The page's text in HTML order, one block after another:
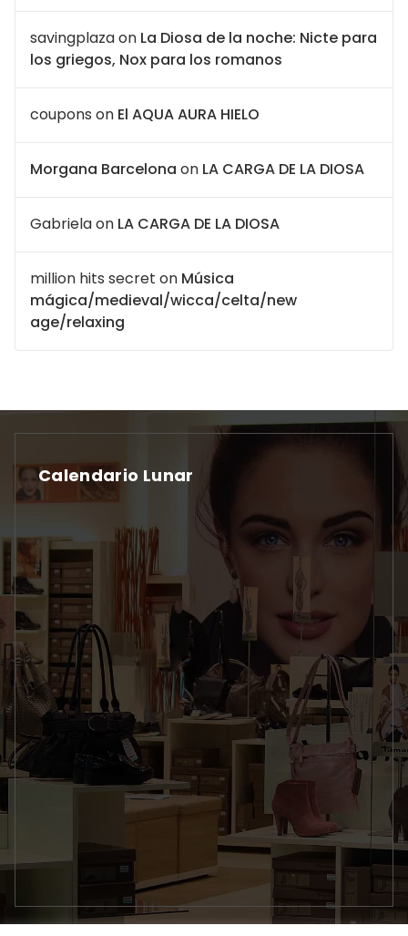
savingplazaon La Diosa de la noche: Nicte para
los griegos, Nox para los romanos
coupons on El AQUA AURA HIELO
Morgana Barcelona on LA CARGA DE LA DIOSA
Gabrielaon LA CARGA DE LA DIOSA
million hits secret on Música
mágica/medieval/wicca/celta/new
age/relaxing
Calendario Lunar